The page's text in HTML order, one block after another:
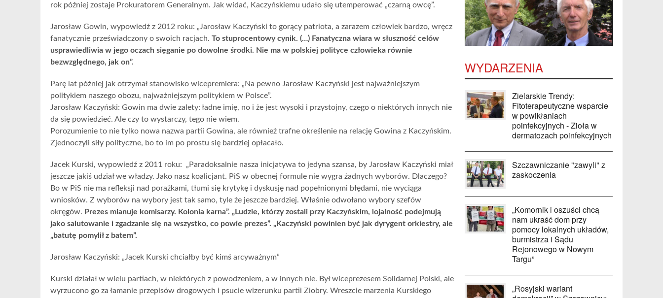
rok później zostaje Prokuratorem Generalnym. Jak widać, Kaczyńskiemu udało się utemperować „czarną owcę”.
Jarosław Gowin, wypowiedź z 2012 roku: „Jarosław Kaczyński to gorący patriota, a zarazem człowiek bardzo, wręcz
fanatycznie przeświadczony o swoich racjach. To stuprocentowy cynik. (…) Fanatyczna wiara w słuszność celów
usprawiedliwia w jego oczach sięganie po dowolne środki. Nie ma w polskiej polityce człowieka równie
bezwzględnego, jak on”.
Parę lat później jak otrzymał stanowisko wicepremiera: „Na pewno Jarosław Kaczyński jest najważniejszym
politykiem naszego obozu, najważniejszym politykiem w Polsce”.
Jarosław Kaczyński: Gowin ma dwie zalety: ładne imię, no i że jest wysoki i przystojny, czego o niektórych innych nie
da się powiedzieć. Ale czy to wystarczy, tego nie wiem.
Porozumienie to nie tylko nowa nazwa partii Gowina, ale również trafne określenie na relację Gowina z Kaczyńskim.
Zjednoczyli siły polityczne, bo to im po prostu się bardziej opłacało.
Jacek Kurski, wypowiedź z 2011 roku: „Paradoksalnie nasza inicjatywa to jedyna szansa, by Jarosław Kaczyński miał
jeszcze jakiś udział we władzy. Jako nasz koalicjant. PiS w obecnej formule nie wygra żadnych wyborów. Dlaczego?
Bo w PiS nie ma refleksji nad porażkami, tłumi się krytykę i dyskusję nad popełnionymi błędami, nie wyciąga
wniosków. Z wyborów na wybory jest tak samo, tyle że jeszcze bardziej. Właśnie odwołano wybory szefów
okręgów. Prezes mianuje komisarzy. Kolonia karna”. „Ludzie, którzy zostali przy Kaczyńskim, lojalność podejmują
jako salutowanie i zgadzanie się na wszystko, co powie prezes”. „Kaczyński powinien być jak dyrygent orkiestry, ale
„batutę pomylił z batem”.
Jarosław Kaczyński: „Jacek Kurski chciałby być kimś arcyważnym”
Kurski działał w wielu partiach, w niektórych z powodzeniem, a w innych nie. Był wiceprezesem Solidarnej Polski, ale
wyrzucono go za łamanie przepisów drogowych i psucie wizerunku partii Ziobry. Wreszcie marzenia Kurskiego
WYDARZENIA
Zielarskie Trendy:
Fitoterapeutyczne wsparcie
w powikłaniach
poinfekcyjnych - Zioła w
dermatozach poinfekcyjnych
Szczawniczanie "zawyli" z
zaskoczenia
„Komornik i oszuści chcą
nam ukraść dom przy
pomocy lokalnych układów,
burmistrza i Sądu
Rejonowego w Nowym
Targu”
„Rosyjski wariant